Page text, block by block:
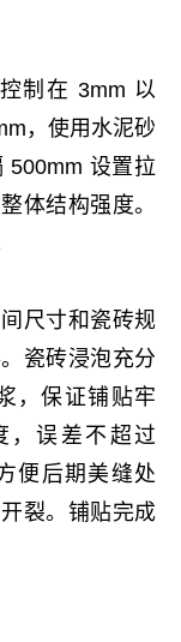
制在 3mm 以
，使用水泥砂
500mm 设置拉
体结构强度。
尺寸和瓷砖规
瓷砖浸泡充分
，保证铺贴牢
，误差不超过
便后期美缝处
裂。铺贴完成